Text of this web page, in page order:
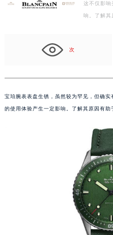
这不仅影响
响。了解其
次
宝珀腕表表盘生锈，虽然较为罕见，但确
的使用体验产生一定影响。了解其原因有助